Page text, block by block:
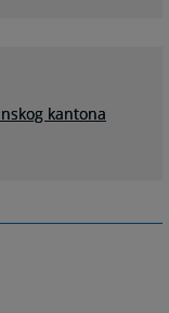
kantona